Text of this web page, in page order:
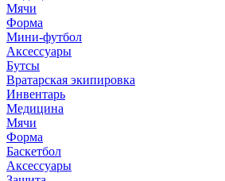
Мячи
Форма
Мини-футбол
Аксессуары
Бутсы
Вратарская экипировка
Инвентарь
Медицина
Мячи
Форма
Баскетбол
Аксессуары